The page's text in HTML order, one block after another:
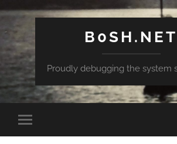
B0SH.NET
Proudly debugging the system
Attiva/disattiva
il